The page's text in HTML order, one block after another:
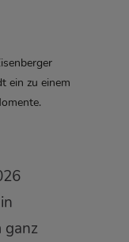
ein zu einem
ganz